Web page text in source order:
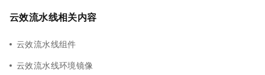
云效流水线相关内容
云效流水线组件
云效流水线环境镜像